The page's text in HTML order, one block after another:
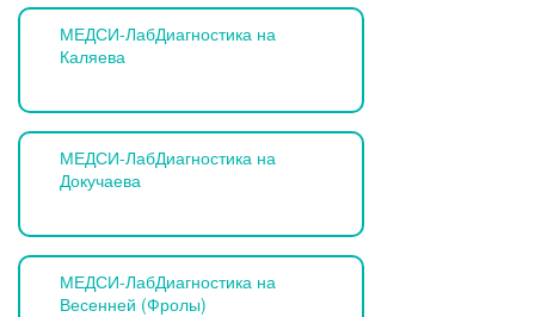
МЕДСИ-ЛабДиагностика на
Каляева
МЕДСИ-ЛабДиагностика на
Докучаева
МЕДСИ-ЛабДиагностика на
Весенней (Фролы)